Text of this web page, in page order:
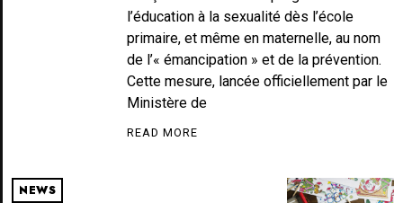
l’éducation à la sexualité dès l’école
primaire, et même en maternelle, au nom
de l’« émancipation » et de la prévention.
Cette mesure, lancée officiellement par le
Ministère de
READ MORE
NEWS